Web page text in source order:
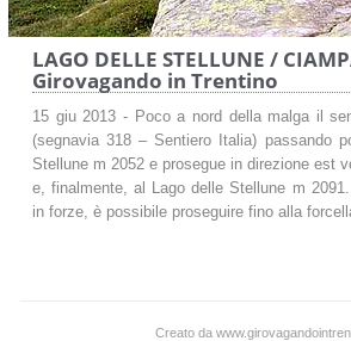
LAGO DELLE STELLUNE /
Girovagando in Trentino
15 giu 2013 - Poco a nord della malga il
(segnavia 318 – Sentiero Italia) passando
Stellune m 2052 e prosegue in direzione est
e, finalmente, al Lago delle Stellune m
in forze, è possibile proseguire fino alla
Creato da